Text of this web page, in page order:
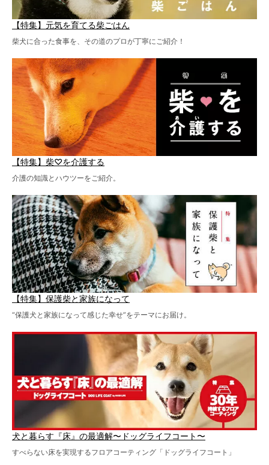
【特集】元気を育てる柴ごはん
柴犬に合った食事を、その道のプロが丁寧にご紹介！
【特集】柴♡を介護する
介護の知識とハウツーをご紹介。
【特集】保護柴と家族になって
“保護犬と家族になって感じた幸せ”をテーマにお届け。
犬と暮らす『床』の最適解〜ドッグライフコート〜
すべらない床を実現するフロアコーティング「ドッグライフコート」